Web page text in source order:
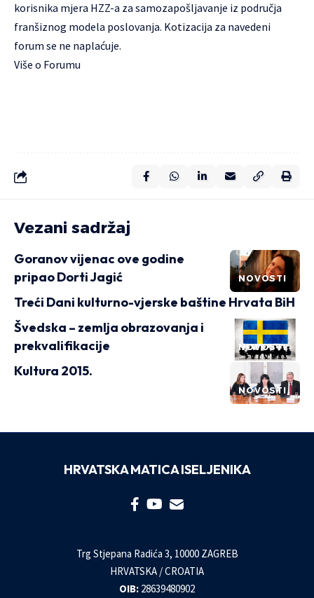
korisnika mjera HZZ-a za samozapošljavanje iz područja
franšiznog modela poslovanja. Kotizacija za navedeni
forum se ne naplaćuje.
Više o Forumu
Vezani sadržaj
NOVOSTI
Goranov vijenac ove godine
pripao Dorti Jagić
Treći Dani kulturno-vjerske baštine Hrvata BiH
NOVOSTI
Švedska – zemlja obrazovanja i
prekvalifikacije
NOVOSTI
Kultura 2015.
HRVATSKA MATICA ISELJENIKA
Trg Stjepana Radića 3, 10000 ZAGREB
HRVATSKA / CROATIA
OIB: 28639480902